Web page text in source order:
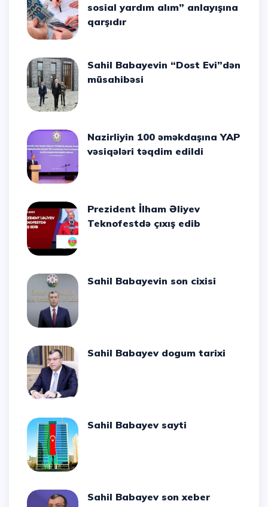
sosial yardım alım” anlayışına
qarşıdır
Sahil Babayevin “Dost Evi”dən
müsahibəsi
Nazirliyin 100 əməkdaşına YAP
vəsiqələri təqdim edildi
Prezident İlham Əliyev
Teknofestdə çıxış edib
Sahil Babayevin son cixisi
Sahil Babayev dogum tarixi
Sahil Babayev sayti
Sahil Babayev son xeber